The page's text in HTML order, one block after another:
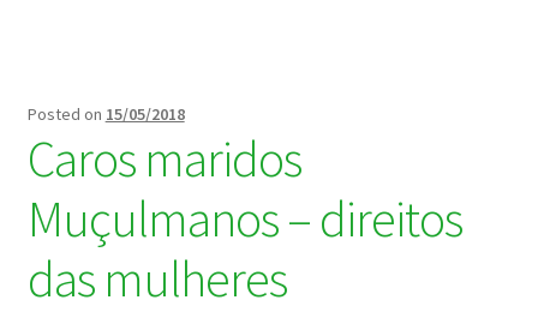
Posted on 15/05/2018
Caros maridos
Muçulmanos – direitos
das mulheres